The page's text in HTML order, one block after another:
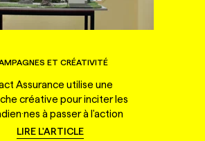
ET CRÉATIVITÉ
Assurance utilise une
créative pour inciter les
à passer à l'action
LIRE L'ARTICLE